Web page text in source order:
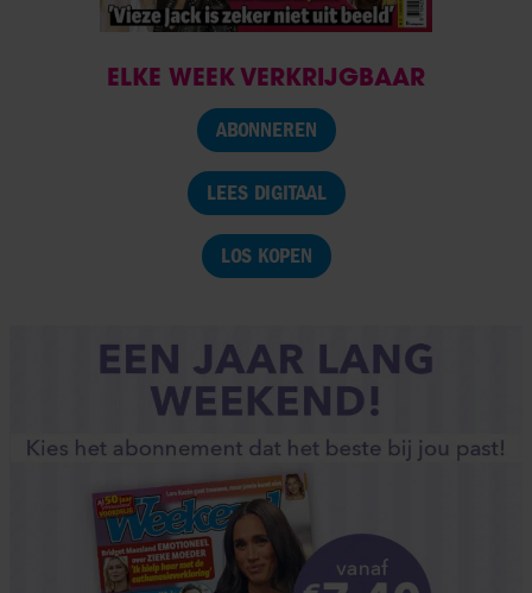
ELKE WEEK VERKRIJGBAAR
ABONNEREN
LEES DIGITAAL
LOS KOPEN